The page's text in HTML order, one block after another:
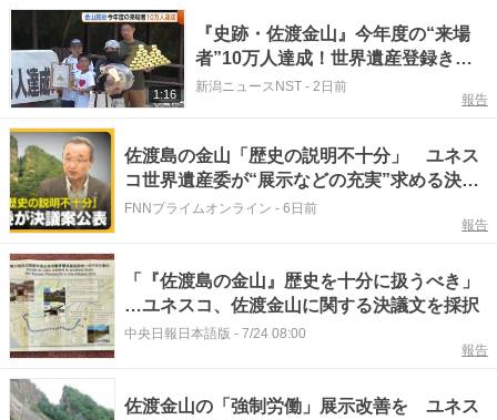
1:16
『史跡・佐渡金山』今年度の“来場
者”10万人達成！世界遺産登録きっ
かけに増加 今年度は20万人超の見
新潟ニュースNST - 2日前
報告
佐渡島の金山「歴史の説明不十分」 ユネス
コ世界遺産委が“展示などの充実”求める決議
案 佐渡市長「審議結果見て検討・対応を」
FNNプライムオンライン - 6日前
報告
「『佐渡島の金山』歴史を十分に扱うべき」
…ユネスコ、佐渡金山に関する決議文を採択
中央日報日本語版 - 7/24 08:00
報告
佐渡金山の「強制労働」展示改善を ユネス